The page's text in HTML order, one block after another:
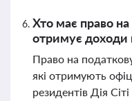
Хто має право
отримує доходи
Право на
які отримують
резидентів Дія